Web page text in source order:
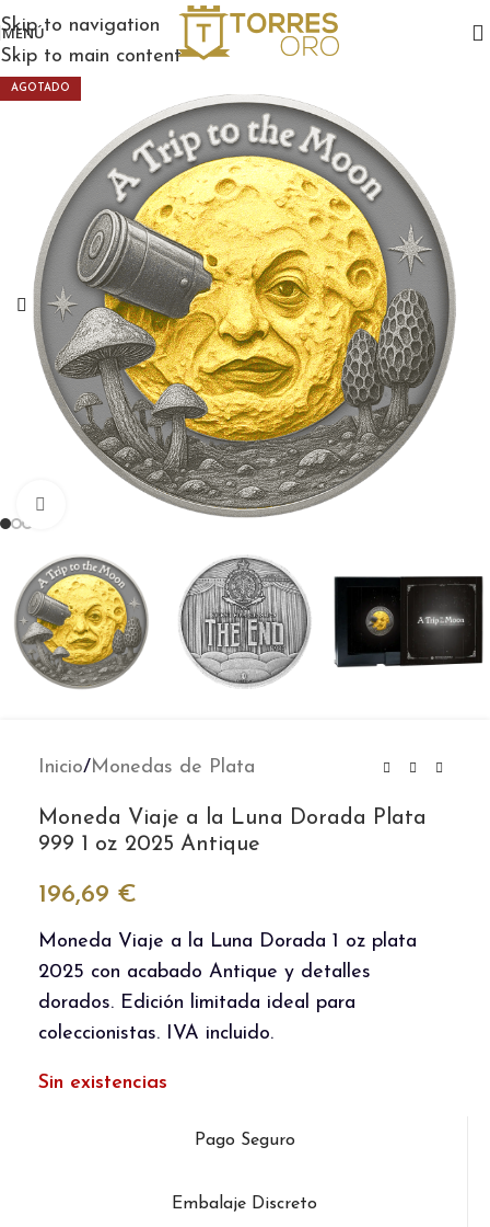
Skip to navigation
Skip to main content
MENÚ
AGOTADO
Clic para ampliar
Inicio/Monedas de Plata
Moneda Viaje a la Luna Dorada Plata
999 1 oz 2025 Antique
196,69 €
Moneda Viaje a la Luna Dorada 1 oz plata
2025 con acabado Antique y detalles
dorados. Edición limitada ideal para
coleccionistas. IVA incluido.
Sin existencias
Pago Seguro
Embalaje Discreto